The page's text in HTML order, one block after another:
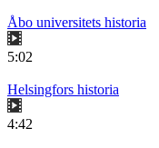
Åbo universitets historia
5:02
Helsingfors historia
4:42